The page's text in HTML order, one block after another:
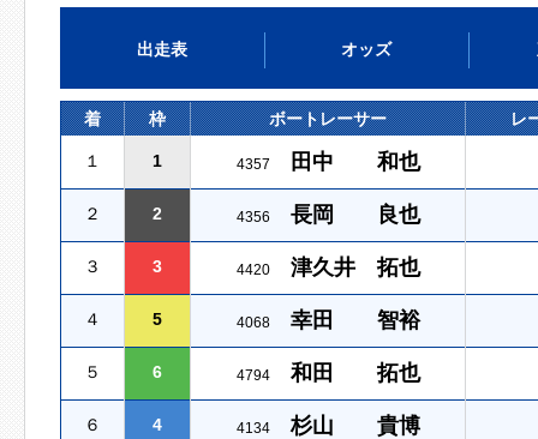
出走表 オッズ
着 枠 ボートレーサー レ
１ 1 4357 田中 和也
２ 2 4356 長岡 良也
３ 3 4420 津久井 拓也
４ 5 4068 幸田 智裕
５ 6 4794 和田 拓也
６ 4 4134 杉山 貴博